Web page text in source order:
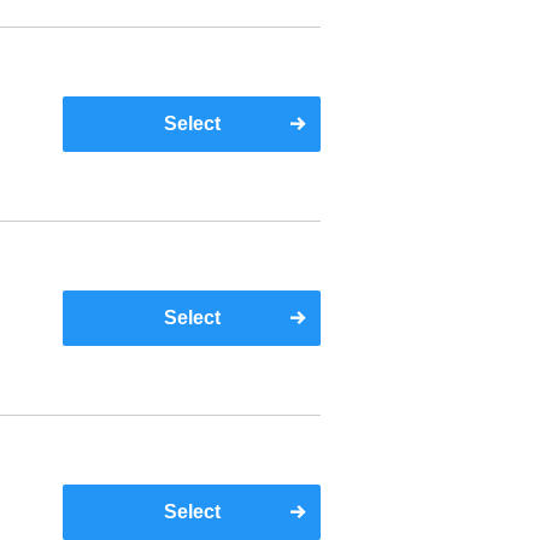
Select
Select
Select